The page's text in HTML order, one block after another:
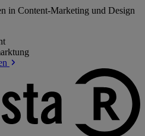
in Content-Marketing und Design